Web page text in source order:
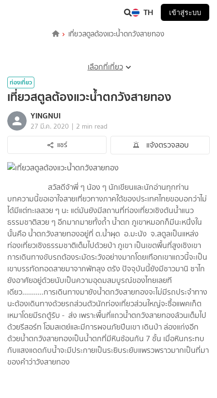
TH เข้าสู่ระบบ
เที่ยวสตูลต้องแวะน้ำตกวังสายทอง
เลือกที่เที่ยว
ท่องเที่ยว
เที่ยวสตูลต้องแวะน้ำตกวังสายทอง
YINGNUI
27 มี.ค. 2020 | 2 min read
แชร์
แจ้งตรวจสอบ
สวัสดีจ้าพี่ ๆ น้อง ๆ นักเขียนและนักอ่านทุกท่าน
บทความนี้ขอเอาใจสายเที่ยวทางภาคใต้ของประเทศไทยขอบอกว่าไม่
ได้มีแต่ทะเลสวย ๆ นะ แต่มันยังมีสถานที่ท่องเที่ยวเชิงต้นน้ำแนว
ธรรมชาติสวย ๆ อีกมากมายทั้งถ้ำ น้ำตก ภูเขาหมอกก็มีนะหนึ่งใน
นั้นคือ น้ำตกวังสายทองอยู่ที่ ต.น้ำผุด อ.มะนัง จ.สตูลเป็นแหล่ง
ท่องเที่ยวเชิงธรรมชาติเต็มไปด้วยป่า ภูเขา เป็นเขตพื้นที่สูงเชิงเขา
การเดินทางขับรถต้องระมัดระวังอย่างมากโดยเทือกเขาแถวนี้จะเป็น
เขาบรรทัดทอดสายมาจากพัทลุง ตรัง ปัจจุบันนี้ยังมีชาวมานิ ซาไก
ยังอาศัยอยู่ด้วยนับเป็นความอุดมสมบูรณ์ของไทยเลยที
เดียว...........การเดินทางมายังน้ำตกวังสายทองจะไม่มีรถประจำทาง
นะต้องเดินทางด้วยรถส่วนตัวนักท่องเที่ยวส่วนใหญ่จะซื้อแพคเก็ต
เหมาโดยมีรถตู้รับ - ส่ง เพราะพื้นที่แถวน้ำตกวังสายทองล้วนเต็มไป
ด้วยรีสอร์ท โฮมสเตย์และมีการผจนภัยปีนเขา เดินป่า ล่องแก่งอีก
ด้วยน้ำตกวังสายทองเป็นน้ำตกที่มีหินซ้อนกัน 7 ชั้น เมื่อหินกระทบ
กับแสงแดดกับน้ำจะมีประกายเป็นระยิบระยับแพรวพราวมากเป็นที่มา
ของคำว่าวังสายทอง